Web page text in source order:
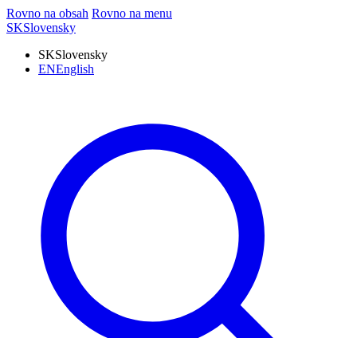
Rovno na obsah Rovno na menu
SKSlovensky
SKSlovensky
ENEnglish